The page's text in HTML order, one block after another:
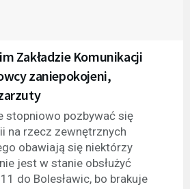
Zakładzie Komunikacji
zaniepokojeni,
stopniowo pozbywać się
na rzecz zewnętrznych
obawiają się niektórzy
jest w stanie obsłużyć
do Bolesławic, bo brakuje